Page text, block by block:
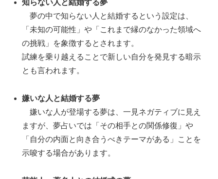
知らない人と結婚する夢
夢の中で知らない人と結婚するという設定は、
「未知の可能性」や「これまで縁のなかった領域へ
の挑戦」を象徴するとされます。
試練を乗り越えることで新しい自分を発見する暗示
とも言われます。
嫌いな人と結婚する夢
嫌いな人が登場する夢は、一見ネガティブに見え
ますが、夢占いでは「その相手との関係修復」や
「自分の内面と向き合うべきテーマがある」ことを
示唆する場合があります。